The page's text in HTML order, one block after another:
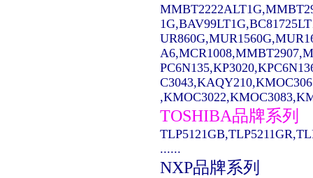
TOSHIBA品牌系列
......
NXP品牌系列